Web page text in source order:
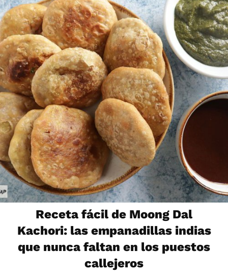
Receta fácil de Moong Dal
Kachori: las empanadillas indias
que nunca faltan en los puestos
callejeros